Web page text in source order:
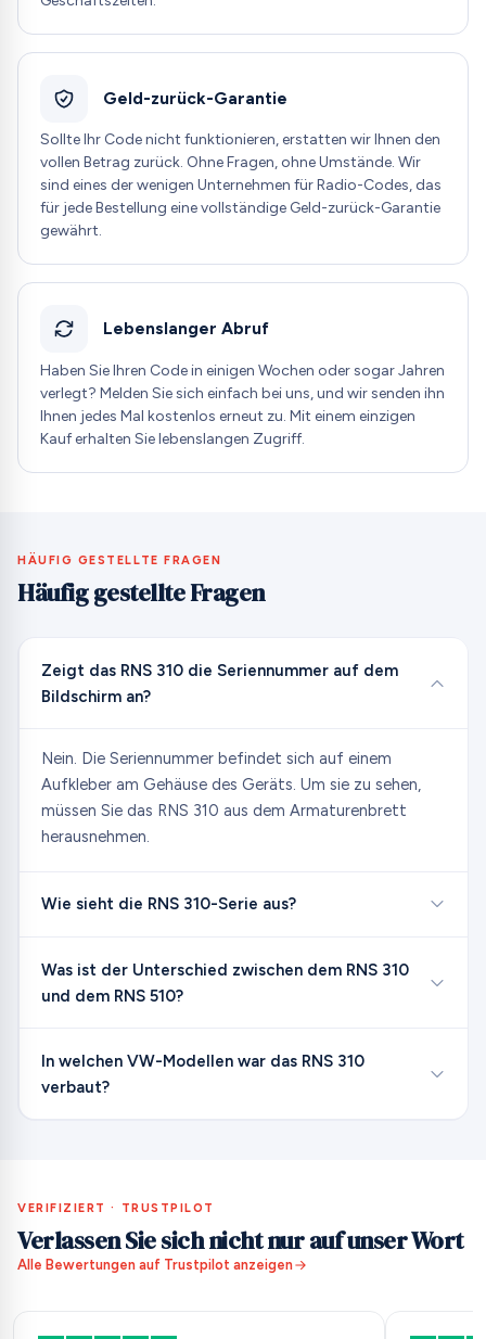
Geld-zurück-Garantie
Sollte Ihr Code nicht funktionieren, erstatten wir Ihnen den
vollen Betrag zurück. Ohne Fragen, ohne Umstände. Wir
sind eines der wenigen Unternehmen für Radio-Codes, das
für jede Bestellung eine vollständige Geld-zurück-Garantie
gewährt.
Lebenslanger Abruf
Haben Sie Ihren Code in einigen Wochen oder sogar Jahren
verlegt? Melden Sie sich einfach bei uns, und wir senden ihn
Ihnen jedes Mal kostenlos erneut zu. Mit einem einzigen
Kauf erhalten Sie lebenslangen Zugriff.
HÄUFIG GESTELLTE FRAGEN
Häufig gestellte Fragen
Zeigt das RNS 310 die Seriennummer auf dem
Bildschirm an?
Nein. Die Seriennummer befindet sich auf einem
Aufkleber am Gehäuse des Geräts. Um sie zu sehen,
müssen Sie das RNS 310 aus dem Armaturenbrett
herausnehmen.
Wie sieht die RNS 310-Serie aus?
Was ist der Unterschied zwischen dem RNS 310
und dem RNS 510?
In welchen VW-Modellen war das RNS 310
verbaut?
VERIFIZIERT · TRUSTPILOT
Verlassen Sie sich nicht nur auf unser Wort
Alle Bewertungen auf Trustpilot anzeigen